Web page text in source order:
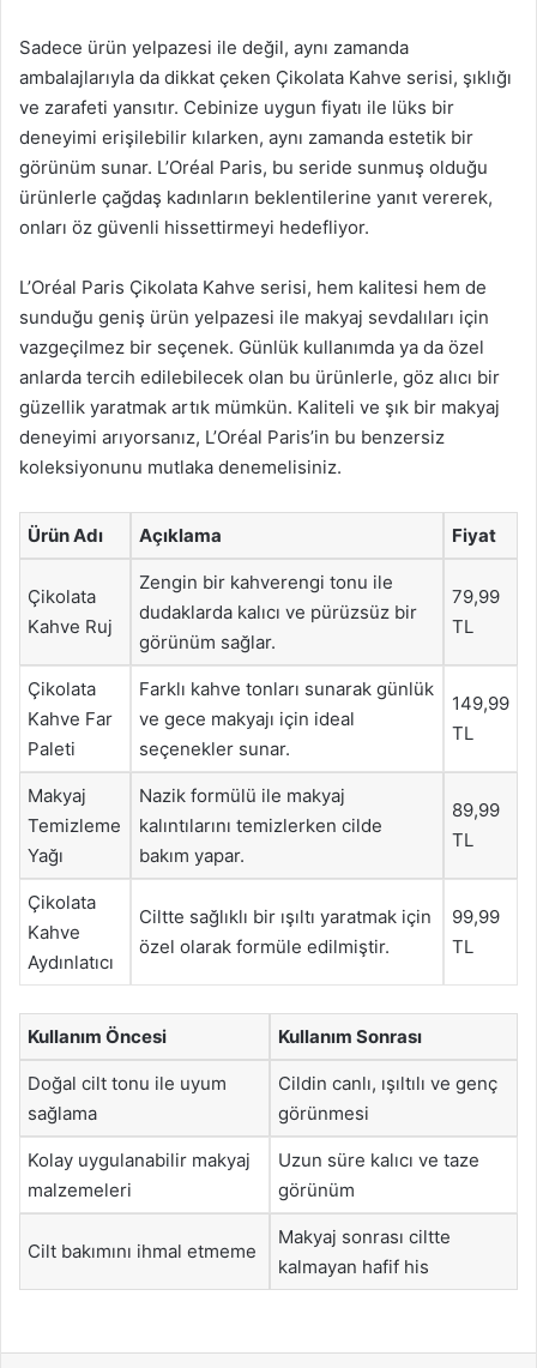
Sadece ürün yelpazesi ile değil, aynı zamanda
ambalajlarıyla da dikkat çeken Çikolata Kahve serisi, şıklığı
ve zarafeti yansıtır. Cebinize uygun fiyatı ile lüks bir
deneyimi erişilebilir kılarken, aynı zamanda estetik bir
görünüm sunar. L’Oréal Paris, bu seride sunmuş olduğu
ürünlerle çağdaş kadınların beklentilerine yanıt vererek,
onları öz güvenli hissettirmeyi hedefliyor.
L’Oréal Paris Çikolata Kahve serisi, hem kalitesi hem de
sunduğu geniş ürün yelpazesi ile makyaj sevdalıları için
vazgeçilmez bir seçenek. Günlük kullanımda ya da özel
anlarda tercih edilebilecek olan bu ürünlerle, göz alıcı bir
güzellik yaratmak artık mümkün. Kaliteli ve şık bir makyaj
deneyimi arıyorsanız, L’Oréal Paris’in bu benzersiz
koleksiyonunu mutlaka denemelisiniz.
Ürün Adı Açıklama Fiyat
Çikolata
Kahve Ruj
Zengin bir kahverengi tonu ile
dudaklarda kalıcı ve pürüzsüz bir
görünüm sağlar.
79,99
TL
Çikolata
Kahve Far
Paleti
Farklı kahve tonları sunarak günlük
ve gece makyajı için ideal
seçenekler sunar.
149,99
TL
Makyaj
Temizleme
Yağı
Nazik formülü ile makyaj
kalıntılarını temizlerken cilde
bakım yapar.
89,99
TL
Çikolata
Kahve
Aydınlatıcı
Ciltte sağlıklı bir ışıltı yaratmak için
özel olarak formüle edilmiştir.
99,99
TL
Kullanım Öncesi Kullanım Sonrası
Doğal cilt tonu ile uyum
sağlama
Cildin canlı, ışıltılı ve genç
görünmesi
Kolay uygulanabilir makyaj
malzemeleri
Uzun süre kalıcı ve taze
görünüm
Cilt bakımını ihmal etmeme
Makyaj sonrası ciltte
kalmayan hafif his